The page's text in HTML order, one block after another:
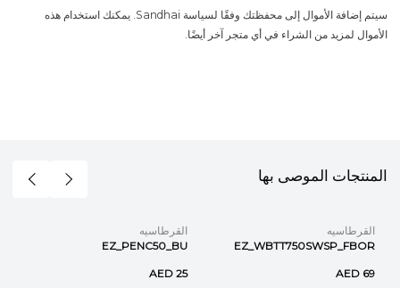
سيتم إضافة الأموال إلى محفظتك وفقًا لسياسة Sandhai. يمكنك استخدام هذه
الأموال لمزيد من الشراء في أي متجر آخر أيضًا.
المنتجات الموصى بها
القرطاسيه
EZ_WBTT750SWSP_FBOR
AED 69
القرطاسيه
EZ_PENC50_BU
AED 25